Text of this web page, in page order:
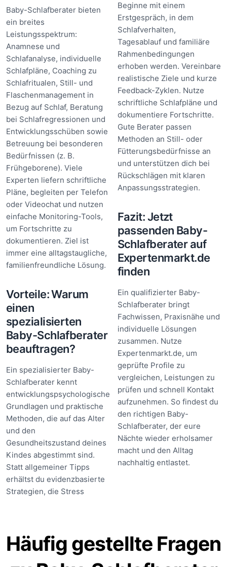
Baby-Schlafberater bieten
ein breites
Leistungsspektrum:
Anamnese und
Schlafanalyse, individuelle
Schlafpläne, Coaching zu
Schlafritualen, Still- und
Flaschenmanagement in
Bezug auf Schlaf, Beratung
bei Schlafregressionen und
Entwicklungsschüben sowie
Betreuung bei besonderen
Bedürfnissen (z. B.
Frühgeborene). Viele
Experten liefern schriftliche
Pläne, begleiten per Telefon
oder Videochat und nutzen
einfache Monitoring-Tools,
um Fortschritte zu
dokumentieren. Ziel ist
immer eine alltagstaugliche,
familienfreundliche Lösung.
Vorteile: Warum
einen
spezialisierten
Baby-Schlafberater
beauftragen?
Ein spezialisierter Baby-
Schlafberater kennt
entwicklungspsychologische
Grundlagen und praktische
Methoden, die auf das Alter
und den
Gesundheitszustand deines
Kindes abgestimmt sind.
Statt allgemeiner Tipps
erhältst du evidenzbasierte
Strategien, die Stress
Beginne mit einem
Erstgespräch, in dem
Schlafverhalten,
Tagesablauf und familiäre
Rahmenbedingungen
erhoben werden. Vereinbare
realistische Ziele und kurze
Feedback-Zyklen. Nutze
schriftliche Schlafpläne und
dokumentiere Fortschritte.
Gute Berater passen
Methoden an Still- oder
Fütterungsbedürfnisse an
und unterstützen dich bei
Rückschlägen mit klaren
Anpassungsstrategien.
Fazit: Jetzt
passenden Baby-
Schlafberater auf
Expertenmarkt.de
finden
Ein qualifizierter Baby-
Schlafberater bringt
Fachwissen, Praxisnähe und
individuelle Lösungen
zusammen. Nutze
Expertenmarkt.de, um
geprüfte Profile zu
vergleichen, Leistungen zu
prüfen und schnell Kontakt
aufzunehmen. So findest du
den richtigen Baby-
Schlafberater, der eure
Nächte wieder erholsamer
macht und den Alltag
nachhaltig entlastet.
Häufig gestellte Fragen